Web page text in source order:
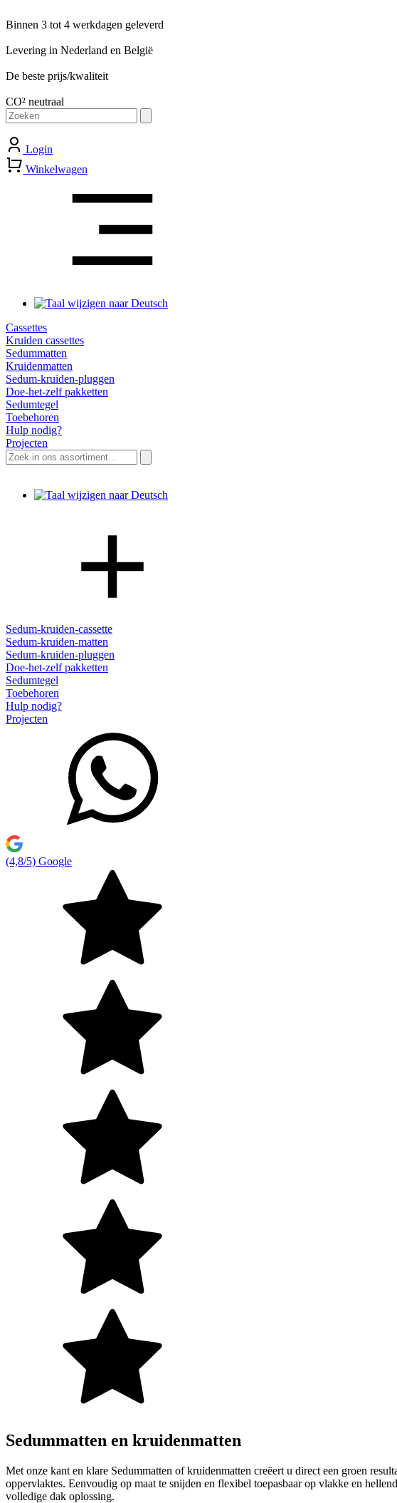
Binnen 3 tot 4 werkdagen geleverd
Levering in Nederland en België
De beste prijs/kwaliteit
CO² neutraal
Zoeken
naar:
Login
Winkelwagen
Cassettes
Kruiden cassettes
Sedummatten
Kruidenmatten
Sedum-kruiden-pluggen
Doe-het-zelf pakketten
Sedumtegel
Toebehoren
Hulp nodig?
Projecten
Zoeken
naar:
Sedum-kruiden-cassette
Sedum-kruiden-matten
Sedum-kruiden-pluggen
Doe-het-zelf pakketten
Sedumtegel
Toebehoren
Hulp nodig?
Projecten
(4,8/5) Google
Sedummatten en kruidenmatten
Met onze kant en klare Sedummatten of kruidenmatten creëert u direct een groen
oppervlaktes. Eenvoudig op maat te snijden en flexibel toepasbaar op vlakke en
volledige dak oplossing.